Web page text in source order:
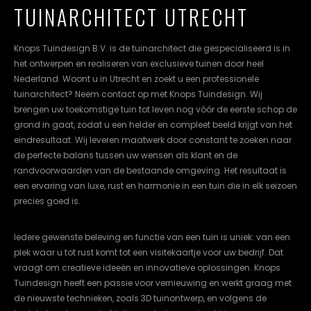
NL EN DE
TUINARCHITECT UTRECHT
Knops Tuindesign B.V. is de tuinarchitect die gespecialiseerd is in
het ontwerpen en realiseren van exclusieve tuinen door heel
Nederland. Woont u in Utrecht en zoekt u een professionele
tuinarchitect? Neem contact op met Knops Tuindesign. Wij
brengen uw toekomstige tuin tot leven nog vóór de eerste schop de
grond in gaat, zodat u een helder en compleet beeld krijgt van het
eindresultaat. Wij leveren maatwerk door constant te zoeken naar
de perfecte balans tussen uw wensen als klant en de
randvoorwaarden van de bestaande omgeving. Het resultaat is
een ervaring van luxe, rust en harmonie in een tuin die in elk seizoen
precies goed is.
Iedere gewenste beleving en functie van een tuin is uniek: van een
plek waar u tot rust komt tot een visitekaartje voor uw bedrijf. Dat
vraagt om creatieve ideeën en innovatieve oplossingen. Knops
Tuindesign heeft een passie voor vernieuwing en werkt graag met
de nieuwste technieken, zoals 3D tuinontwerp, en volgens de
cookievoorkeuren
instellen.
COOKIE-
INSTELLINGEN
ALLES
AFWIJZEN
ALLE
COOKIES
ACCEPTEREN